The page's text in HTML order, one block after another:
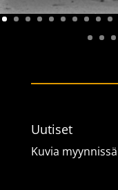
Uutiset
Kuvia myynnissä